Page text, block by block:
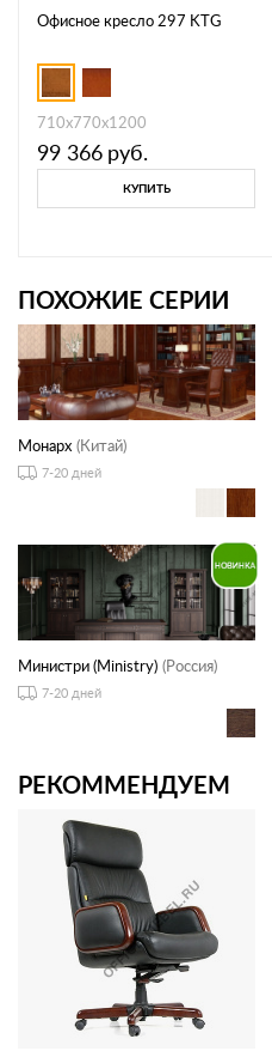
Офисное кресло 297 KTG
710x770x1200
99 366 руб.
КУПИТЬ
ПОХОЖИЕ СЕРИИ
Монарх (Китай)
7-20 дней
Министри (Ministry) (Россия)
7-20 дней
РЕКОММЕНДУЕМ